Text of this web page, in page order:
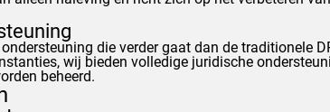
die verder gaat dan de traditionele
wij bieden volledige juridische
beheerd.